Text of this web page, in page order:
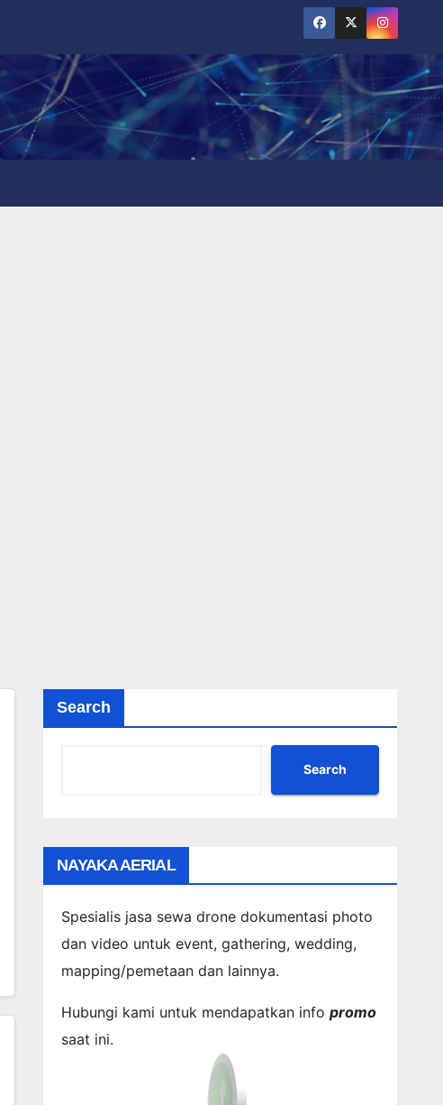
Search
Search
NAYAKA AERIAL
Spesialis jasa sewa drone dokumentasi photo
dan video untuk event, gathering, wedding,
mapping/pemetaan dan lainnya.
Hubungi kami untuk mendapatkan infopromo
saat ini.